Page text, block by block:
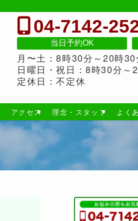
04-7142-
当日予約OK
月〜土：8時30分～20時30
日曜日・祝日：8時30分～
定休日：不定休
アクセス 理念・スタッフ よく